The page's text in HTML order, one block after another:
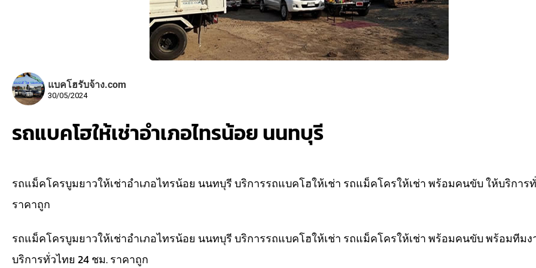
แบคโฮรับจ้าง.com
30/05/2024
รถแบคโฮให้เช่าอำเภอไทรน้อย นนทบุรี
รถแม็คโครบูมยาวให้เช่าอำเภอไทรน้อย นนทบุรี บริการรถแบคโฮให้เช่า รถแม็คโครให้เช่า พร้อมคนขับ ให้บริการ
ราคาถูก
รถแม็คโครบูมยาวให้เช่าอำเภอไทรน้อย นนทบุรี บริการรถแบคโฮให้เช่า รถแม็คโครให้เช่า พร้อมคนขับ พร้อมทีมง
บริการทั่วไทย 24 ชม. ราคาถูก